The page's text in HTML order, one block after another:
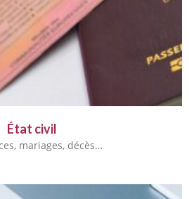
État civil
mariages, décès…